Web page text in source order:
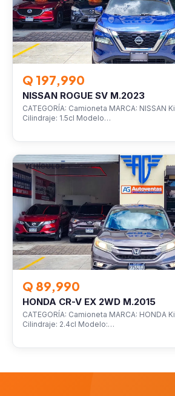
Q 197,990
NISSAN ROGUE SV M.2023
CATEGORÍA: Camioneta MARCA: NISSAN
Cilindraje: 1.5cl Modelo…
VEHÍCULOS
Q 89,990
HONDA CR-V EX 2WD M.2015
CATEGORÍA: Camioneta MARCA: HONDA
Cilindraje: 2.4cl Modelo:…